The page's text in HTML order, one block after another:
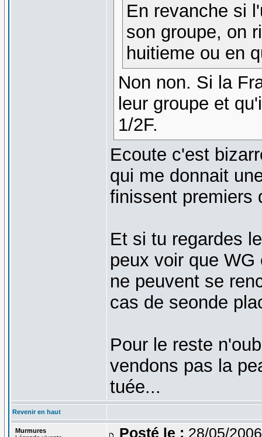
En revanche si
son groupe, on
huitieme ou en
Non non. Si la
leur groupe et
1/2F.
Ecoute c'est
qui me donnait
finissent premiers
Et si tu regardes
peux voir que
ne peuvent se
cas de seonde
Pour le reste
vendons pas la
tuée...
Revenir en haut
Murmures
Posté le : 28/05/